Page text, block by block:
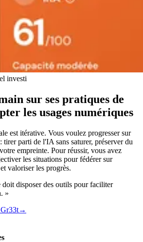
investi
sur ses pratiques de
les usages numériques
est itérative. Vous voulez progresser sur
tirer parti de l'IA sans saturer, préserver du
empreinte. Pour réussir, vous avez
les situations pour fédérer sur
valoriser les progrès.
doit disposer des outils pour faciliter
»
→